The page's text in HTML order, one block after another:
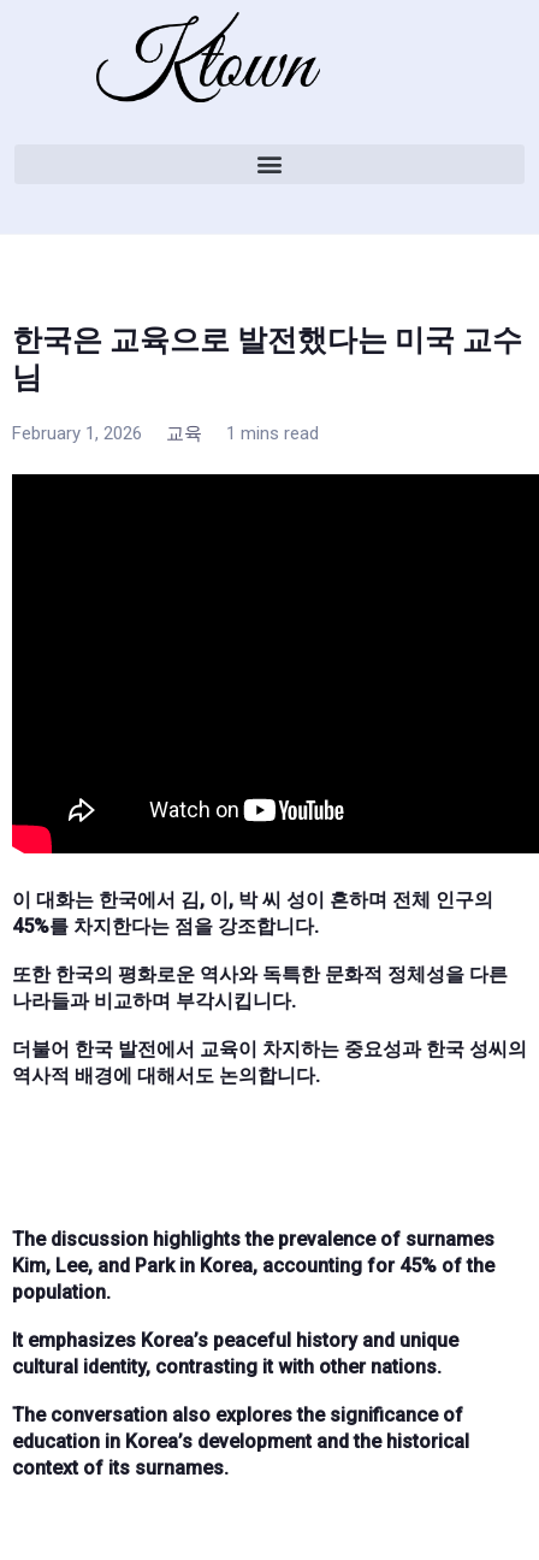
한국은 교육으로 발전했다는 미국 교수
님
February 1, 2026 교육 1 mins read
이 대화는 한국에서 김, 이, 박 씨 성이 흔하며 전체 인구의
45%를 차지한다는 점을 강조합니다.
또한 한국의 평화로운 역사와 독특한 문화적 정체성을 다른
나라들과 비교하며 부각시킵니다.
더불어 한국 발전에서 교육이 차지하는 중요성과 한국 성씨의
역사적 배경에 대해서도 논의합니다.
The discussion highlights the prevalence of surnames
Kim, Lee, and Park in Korea, accounting for 45% of the
population.
It emphasizes Korea’s peaceful history and unique
cultural identity, contrasting it with other nations.
The conversation also explores the significance of
education in Korea’s development and the historical
context of its surnames.